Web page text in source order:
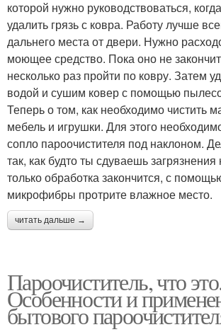
которой нужно руководствоваться,
удалить грязь с ковра. Работу лучше
дальнего места от двери. Нужно
моющее средство. Пока оно не
несколько раз пройти по ковру. Затем
водой и сушим ковер с помощью
Теперь о том, как необходимо чистить
мебель и игрушки. Для этого
сопло пароочистителя под наклоном.
так, как будто ты сдуваешь загрязнения
только обработка закончится, с
микрофибры протрите влажное место.
читать дальше →
Пароочиститель, что
Особенности и
бытового